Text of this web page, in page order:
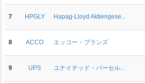
7 HPGLY Hapag-Lloyd Aktiengese...
8 ACCO エッコー・ブランズ
9 UPS ユナイテッド・パーセル...